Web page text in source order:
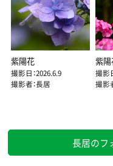
紫陽花
撮影日：2026.6.9
撮影者：長居
紫陽
撮影
撮影
長居のフ